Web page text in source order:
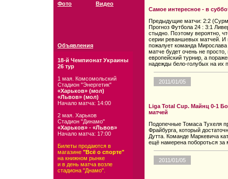
Фото Видео
Объявления
18-й Чемпионат Украины
26 тур
1 мая. Комсомольский
Стадион "Энергетик"
«Харьков» (мол)
«Львов» (мол)
Начало матча: 14:00
2 мая. Харьков
Стадион "Динамо"
«Харьков» - «Львов»
Начало матча: 17:00
Билеты продаются в
магазине "Всё о спорте"
на книжном рынке
и в день матча возле
стадиона "Днамо".
Самое интересное - в
Предыдущие матчи: 2:2
Прогноз Футбола 24 : 3:1
стыдно. Поэтому вероятно,
серии реваншевых матчей. И
пожалует команда
матче будет очень не
европейский турнир, а
надежды бело-голубых на их
2011/01/05
Liga Total Cup. Майнц 0-1
матчей
Подопечные Томаса Тухеля
Фрайбурга, который
Дутта. Команде Маркевича
ещё намерена побороться за
2011/01/05